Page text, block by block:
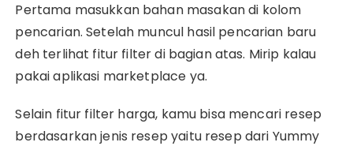
Pertama masukkan bahan masakan di kolom
pencarian. Setelah muncul hasil pencarian baru
deh terlihat fitur filter di bagian atas. Mirip kalau
pakai aplikasi marketplace ya.
Selain fitur filter harga, kamu bisa mencari resep
berdasarkan jenis resep yaitu resep dari Yummy